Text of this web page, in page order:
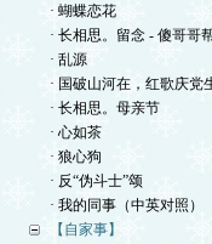
· 蝴蝶恋花
· 长相思。留念 - 傻哥哥
· 乱源
· 国破山河在，红歌庆党
· 长相思。母亲节
· 心如茶
· 狼心狗
· 反“伪斗士”颂
· 我的同事（中英对照）
【自家事】